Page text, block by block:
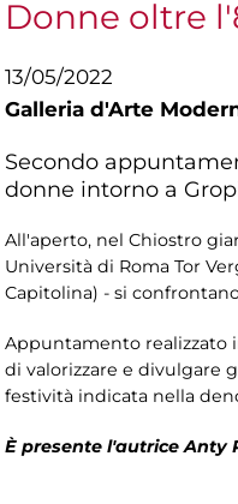
Donne oltre
13/05/2022
Galleria d'Arte
Secondo
donne intorno a
All'aperto, nel Chiostro
Università di Roma Tor
Capitolina) - si
Appuntamento realizzato
di valorizzare e divulgare
festività indicata nella
È presente l'autrice Anty